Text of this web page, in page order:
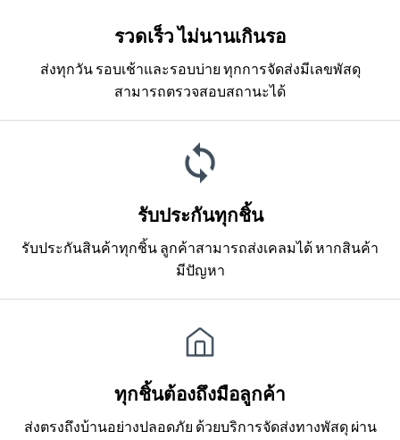
รวดเร็ว ไม่นานเกินรอ
ส่งทุกวัน รอบเช้าและรอบบ่าย ทุกการจัดส่งมีเลขพัสดุ
สามารถตรวจสอบสถานะได้
รับประกันทุกชิ้น
รับประกันสินค้าทุกชิ้น ลูกค้าสามารถส่งเคลมได้ หากสินค้า
มีปัญหา
ทุกชิ้นต้องถึงมือลูกค้า
ส่งตรงถึงบ้านอย่างปลอดภัย ด้วยบริการจัดส่งทางพัสดุ ผ่าน